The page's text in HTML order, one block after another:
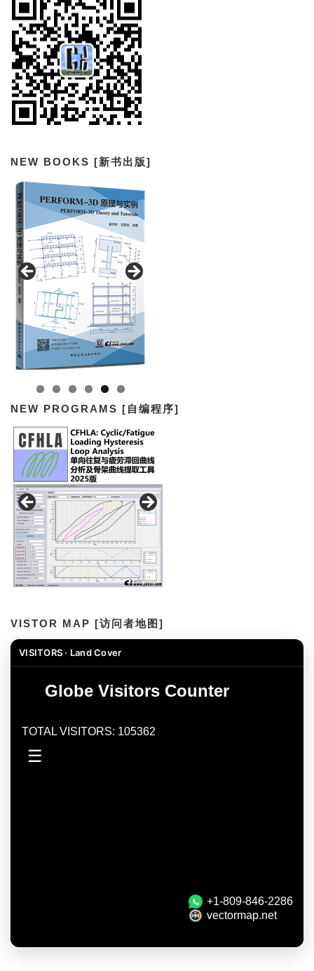
NEW BOOKS [新书出版]
NEW PROGRAMS [自编程序]
VISTOR MAP [访问者地图]
VISITORS · Land Cover